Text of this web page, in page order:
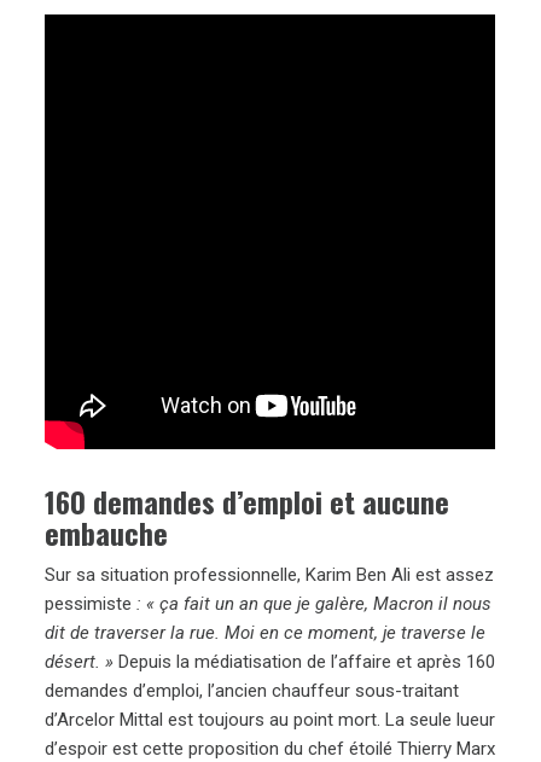
160 demandes d’emploi et aucune
embauche
Sur sa situation professionnelle, Karim Ben Ali est assez
pessimiste : « ça fait un an que je galère, Macron il nous
dit de traverser la rue. Moi en ce moment, je traverse le
désert. »Depuis la médiatisation de l’affaire et après 160
demandes d’emploi, l’ancien chauffeur sous-traitant
d’Arcelor Mittal est toujours au point mort. La seule lueur
d’espoir est cette proposition du chef étoilé Thierry Marx